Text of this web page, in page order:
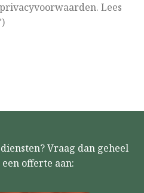
Lees
Vraag dan geheel
offerte aan: